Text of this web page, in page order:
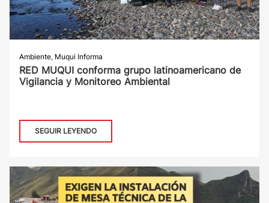
Ambiente, Muqui Informa
RED MUQUI conforma grupo latinoamericano de
Vigilancia y Monitoreo Ambiental
SEGUIR LEYENDO